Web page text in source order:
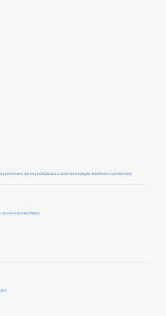
breves, claros y adaptados a cada canal (digital, telefónico o presencial).
correo o puntos físicos.